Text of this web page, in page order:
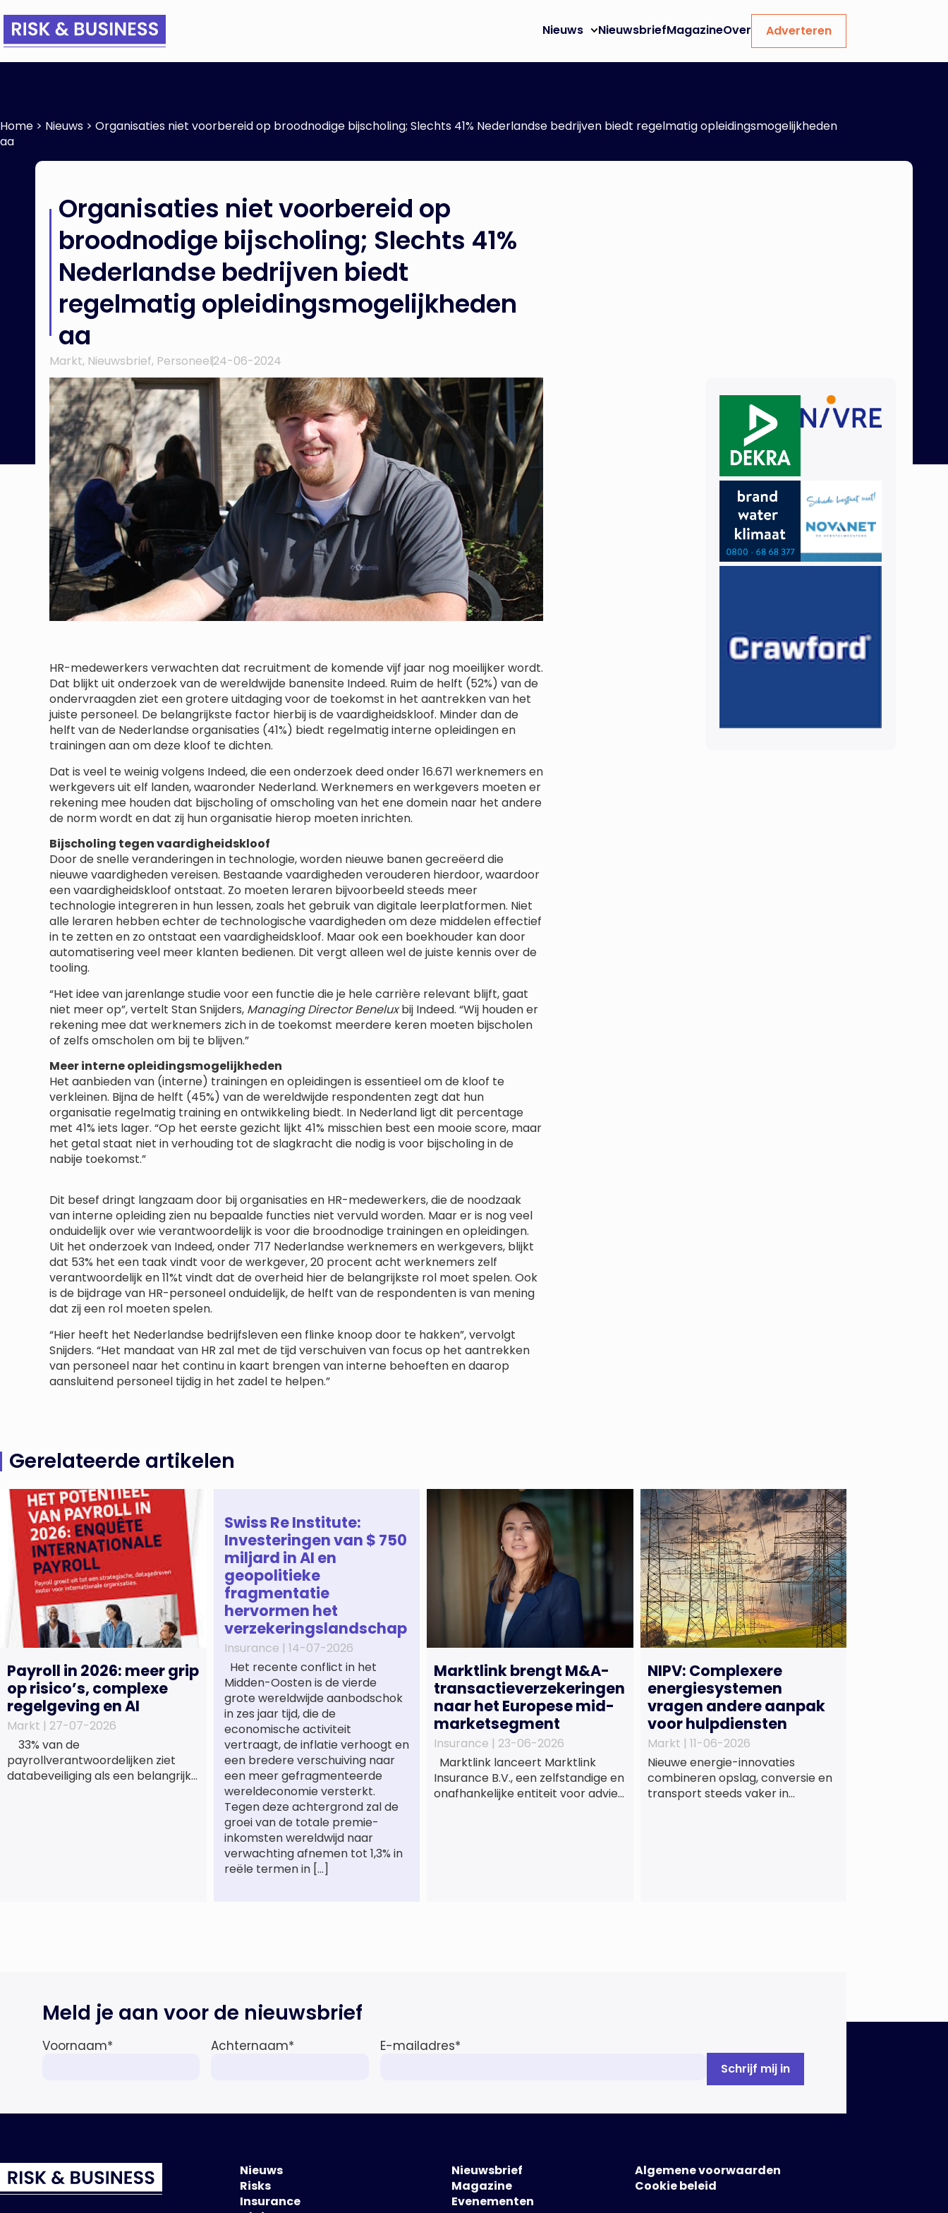
Nieuws NieuwsbriefMagazineOver Adverteren
Home > Nieuws > Organisaties niet voorbereid op broodnodige bijscholing; Slechts 41% Nederlandse bedrijven biedt regelmatig opleidingsmogelijkheden
aa
Organisaties niet voorbereid op
broodnodige bijscholing; Slechts 41%
Nederlandse bedrijven biedt
regelmatig opleidingsmogelijkheden
aa
Markt, Nieuwsbrief, Personeel24-06-2024
HR-medewerkers verwachten dat recruitment de komende vijf jaar nog moeilijker wordt.
Dat blijkt uit onderzoek van de wereldwijde banensite Indeed. Ruim de helft (52%) van de
ondervraagden ziet een grotere uitdaging voor de toekomst in het aantrekken van het
juiste personeel. De belangrijkste factor hierbij is de vaardigheidskloof. Minder dan de
helft van de Nederlandse organisaties (41%) biedt regelmatig interne opleidingen en
trainingen aan om deze kloof te dichten.
Dat is veel te weinig volgens Indeed, die een onderzoek deed onder 16.671 werknemers en
werkgevers uit elf landen, waaronder Nederland. Werknemers en werkgevers moeten er
rekening mee houden dat bijscholing of omscholing van het ene domein naar het andere
de norm wordt en dat zij hun organisatie hierop moeten inrichten.
Bijscholing tegen vaardigheidskloof
Door de snelle veranderingen in technologie, worden nieuwe banen gecreëerd die
nieuwe vaardigheden vereisen. Bestaande vaardigheden verouderen hierdoor, waardoor
een vaardigheidskloof ontstaat. Zo moeten leraren bijvoorbeeld steeds meer
technologie integreren in hun lessen, zoals het gebruik van digitale leerplatformen. Niet
alle leraren hebben echter de technologische vaardigheden om deze middelen effectief
in te zetten en zo ontstaat een vaardigheidskloof. Maar ook een boekhouder kan door
automatisering veel meer klanten bedienen. Dit vergt alleen wel de juiste kennis over de
tooling.
“Het idee van jarenlange studie voor een functie die je hele carrière relevant blijft, gaat
niet meer op”, vertelt Stan Snijders, Managing Director Beneluxbij Indeed. “Wij houden er
rekening mee dat werknemers zich in de toekomst meerdere keren moeten bijscholen
of zelfs omscholen om bij te blijven.”
Meer interne opleidingsmogelijkheden
Het aanbieden van (interne) trainingen en opleidingen is essentieel om de kloof te
verkleinen. Bijna de helft (45%) van de wereldwijde respondenten zegt dat hun
organisatie regelmatig training en ontwikkeling biedt. In Nederland ligt dit percentage
met 41% iets lager. “Op het eerste gezicht lijkt 41% misschien best een mooie score, maar
het getal staat niet in verhouding tot de slagkracht die nodig is voor bijscholing in de
nabije toekomst.”
Dit besef dringt langzaam door bij organisaties en HR-medewerkers, die de noodzaak
van interne opleiding zien nu bepaalde functies niet vervuld worden. Maar er is nog veel
onduidelijk over wie verantwoordelijk is voor die broodnodige trainingen en opleidingen.
Uit het onderzoek van Indeed, onder 717 Nederlandse werknemers en werkgevers, blijkt
dat 53% het een taak vindt voor de werkgever, 20 procent acht werknemers zelf
verantwoordelijk en 11%t vindt dat de overheid hier de belangrijkste rol moet spelen. Ook
is de bijdrage van HR-personeel onduidelijk, de helft van de respondenten is van mening
dat zij een rol moeten spelen.
“Hier heeft het Nederlandse bedrijfsleven een flinke knoop door te hakken”, vervolgt
Snijders. “Het mandaat van HR zal met de tijd verschuiven van focus op het aantrekken
van personeel naar het continu in kaart brengen van interne behoeften en daarop
aansluitend personeel tijdig in het zadel te helpen.”
Gerelateerde artikelen
Payroll in 2026: meer grip
op risico’s, complexe
regelgeving en AI
Markt | 27-07-2026
33% van de
payrollverantwoordelijken ziet
databeveiliging als een belangrijk
Swiss Re Institute:
Investeringen van $ 750
miljard in AI en
geopolitieke
fragmentatie
hervormen het
verzekeringslandschap
Insurance | 14-07-2026
Het recente conflict in het
Midden-Oosten is de vierde
grote wereldwijde aanbodschok
in zes jaar tijd, die de
economische activiteit
vertraagt, de inflatie verhoogt en
een bredere verschuiving naar
een meer gefragmenteerde
wereldeconomie versterkt.
Tegen deze achtergrond zal de
groei van de totale premie-
inkomsten wereldwijd naar
verwachting afnemen tot 1,3% in
reële termen in […]
Marktlink brengt M&A-
transactieverzekeringen
naar het Europese mid-
marketsegment
Insurance | 23-06-2026
Marktlink lanceert Marktlink
Insurance B.V., een zelfstandige en
onafhankelijke entiteit voor advies
NIPV: Complexere
energiesystemen
vragen andere aanpak
voor hulpdiensten
Markt | 11-06-2026
Nieuwe energie-innovaties
combineren opslag, conversie en
transport steeds vaker in
Meld je aan voor de nieuwsbrief
Voornaam* Achternaam* E-mailadres*
Nieuws
Risks
Insurance
Nieuwsbrief
Magazine
Evenementen
Algemene voorwaarden
Cookie beleid